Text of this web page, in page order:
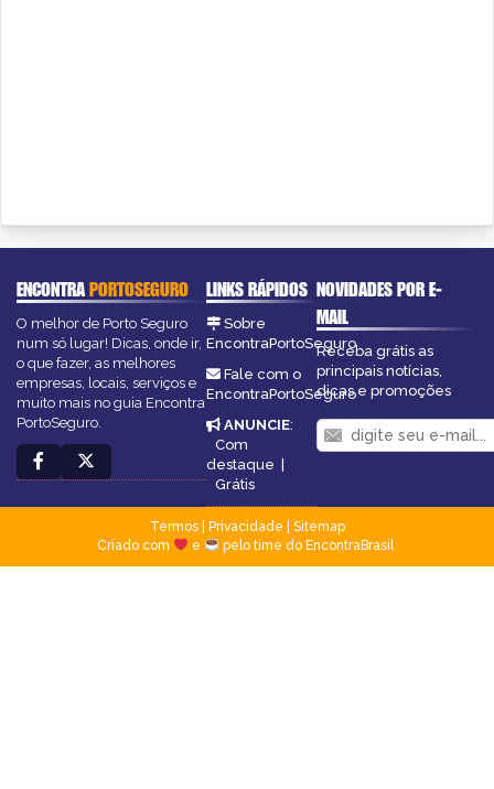
ENCONTRAPORTOSEGURO
O melhor de Porto Seguro
num só lugar! Dicas, onde ir,
o que fazer, as melhores
empresas, locais, serviços e
muito mais no guia Encontra
PortoSeguro.
LINKS RÁPIDOS
Sobre
EncontraPortoSeguro
Fale com o
EncontraPortoSeguro
ANUNCIE:
Com
destaque |
Grátis
NOVIDADES POR E-
MAIL
Receba grátis as
principais notícias,
dicas e promoções
Termos| Privacidade
Sitemap
Criado com
e pelo time do EncontraBrasil